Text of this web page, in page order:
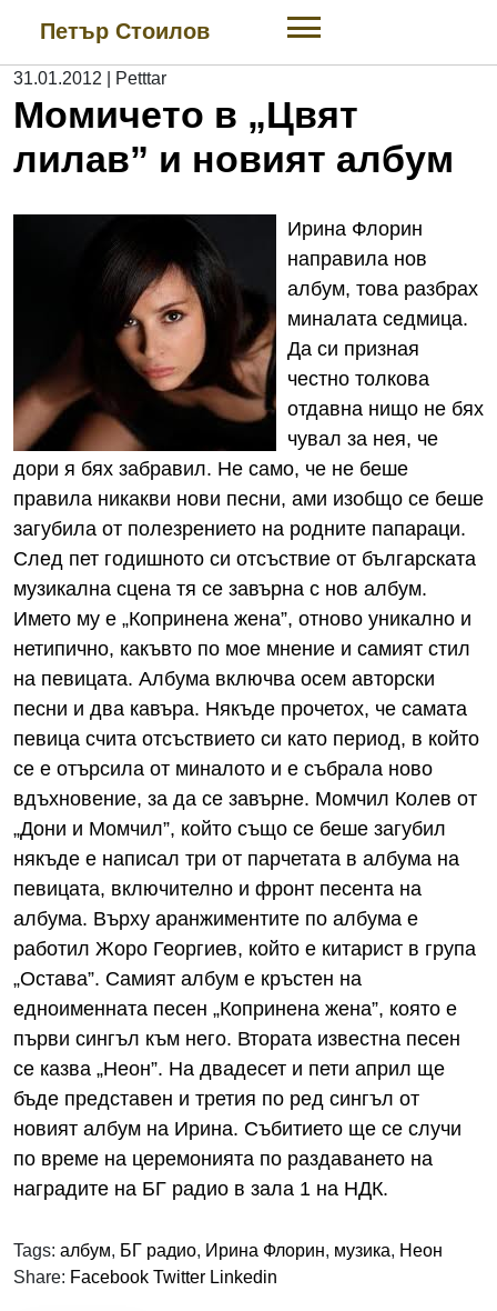
content
Петър Стоилов
31.01.2012 Petttar
Момичето в „Цвят
лилав” и новият албум
Ирина Флорин
направила нов
албум, това разбрах
миналата седмица.
Да си призная
честно толкова
отдавна нищо не бях
чувал за нея, че
дори я бях забравил. Не само, че не беше
правила никакви нови песни, ами изобщо се беше
загубила от полезрението на родните папараци.
След пет годишното си отсъствие от българската
музикална сцена тя се завърна с нов албум.
Името му е „Копринена жена”, отново уникално и
нетипично, какъвто по мое мнение и самият стил
на певицата. Албума включва осем авторски
песни и два кавъра. Някъде прочетох, че самата
певица счита отсъствието си като период, в който
се е отърсила от миналото и е събрала ново
вдъхновение, за да се завърне. Момчил Колев от
„Дони и Момчил”, който също се беше загубил
някъде е написал три от парчетата в албума на
певицата, включително и фронт песента на
албума. Върху аранжиментите по албума е
работил Жоро Георгиев, който е китарист в група
„Остава”. Самият албум е кръстен на
едноименната песен „Копринена жена”, която е
първи сингъл към него. Втората известна песен
се казва „Неон”. На двадесет и пети април ще
бъде представен и третия по ред сингъл от
новият албум на Ирина. Събитието ще се случи
по време на церемонията по раздаването на
наградите на БГ радио в зала 1 на НДК.
Tags: албум, БГ радио, Ирина Флорин, музика, Неон
Share: Facebook Twitter Linkedin